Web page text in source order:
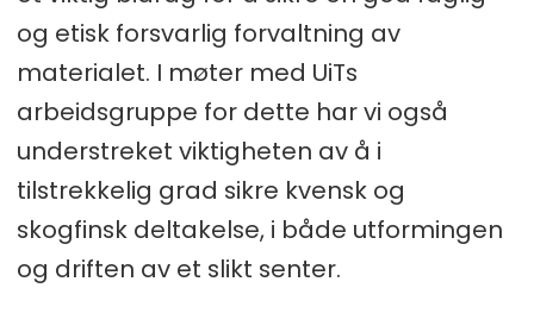
og etisk forsvarlig forvaltning av
materialet. I møter med UiTs
arbeidsgruppe for dette har vi også
understreket viktigheten av å i
tilstrekkelig grad sikre kvensk og
skogfinsk deltakelse, i både utformingen
og driften av et slikt senter.